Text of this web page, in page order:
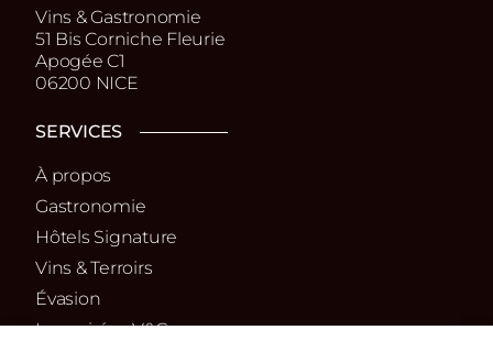
Vins & Gastronomie
51 Bis Corniche Fleurie
Apogée C1
06200 NICE
SERVICES
À propos
Gastronomie
Hôtels Signature
Vins & Terroirs
Évasion
Les soirées V&G